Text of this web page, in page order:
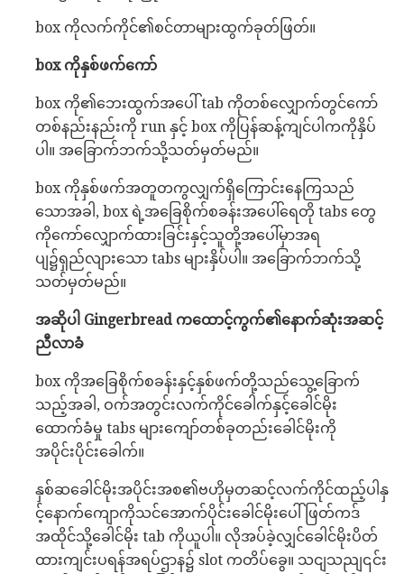
box ကိုလက်ကိုင်၏စင်တာများထွက်ခုတ်ဖြတ်။
box ကိုနှစ်ဖက်ကော်
box ကို၏ဘေးထွက်အပေါ် tab ကိုတစ်လျှောက်တွင်ကော်
တစ်နည်းနည်းကို run နှင့် box ကိုပြန်ဆန့်ကျင်ပါကကိုနှိပ်
ပါ။ အခြောက်ဘက်သို့သတ်မှတ်မည်။
box ကိုနှစ်ဖက်အတူတကွလျှက်ရှိကြောင်းနေကြသည်
သောအခါ, box ရဲ့အခြေစိုက်စခန်းအပေါ်ရေတို tabs တွေ
ကိုကော်လျှောက်ထားခြင်းနှင့်သူတို့အပေါ်မှာအရ
ပျ၌ရှည်လျားသော tabs များနှိပ်ပါ။ အခြောက်ဘက်သို့
သတ်မှတ်မည်။
အဆိုပါ Gingerbread ကထောင့်ကွက်၏နောက်ဆုံးအဆင့်
ညီလာခံ
box ကိုအခြေစိုက်စခန်းနှင့်နှစ်ဖက်တို့သည်သွေ့ခြောက်
သည့်အခါ, ဝက်အတွင်းလက်ကိုင်ခေါက်နှင့်ခေါင်မိုး
ထောက်ခံမှု tabs များကျော်တစ်ခုတည်းခေါင်မိုးကို
အပိုင်းပိုင်းခေါက်။
နှစ်ဆခေါင်မိုးအပိုင်းအစ၏ဗဟိုမှတဆင့်လက်ကိုင်ထည့်ပါနှ
င့်နောက်ကျောကိုသင်အောက်ပိုင်းခေါင်မိုးပေါ်ဖြတ်ကဒ်
အထိုင်သို့ခေါင်မိုး tab ကိုယူပါ။ လိုအပ်ခဲ့လျှင်ခေါင်မိုးပိတ်
ထားကျင်းပရန်အရပ်ဌာန၌ slot ကတိပ်ခွေ။ သငျသညျ၎င်း